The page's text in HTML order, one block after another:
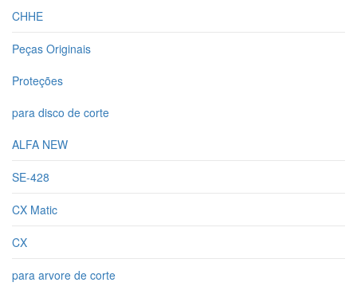
CHHE
Peças Originais
Proteções
para disco de corte
ALFA NEW
SE-428
CX Matic
CX
para arvore de corte